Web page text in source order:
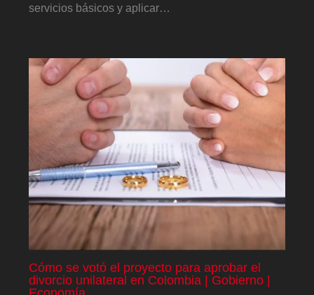
servicios básicos y aplicar…
Cómo se votó el proyecto para aprobar el
divorcio unilateral en Colombia | Gobierno |